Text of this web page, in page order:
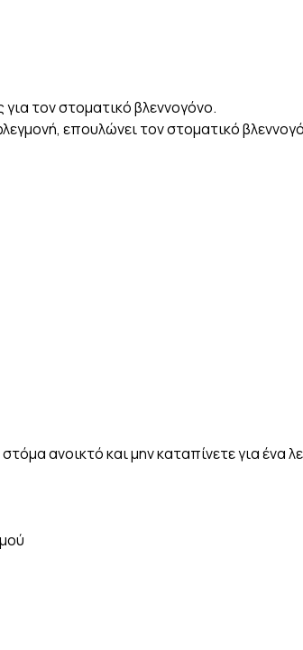
τον στοματικό βλεννογόνο.
επουλώνει τον στοματικό
ανοικτό και μην καταπίνετε για ένα